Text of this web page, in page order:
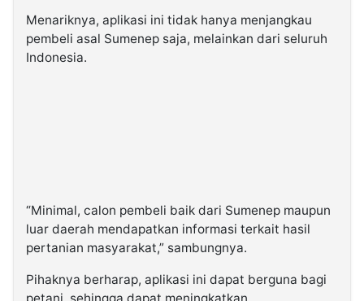
Menariknya, aplikasi ini tidak hanya menjangkau
pembeli asal Sumenep saja, melainkan dari seluruh
Indonesia.
“Minimal, calon pembeli baik dari Sumenep maupun
luar daerah mendapatkan informasi terkait hasil
pertanian masyarakat,” sambungnya.
Pihaknya berharap, aplikasi ini dapat berguna bagi